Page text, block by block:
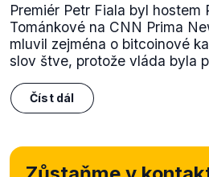
Premiér Petr Fiala byl hostem
Tománkové na CNN Prima
mluvil zejména o bitcoinové
slov štve, protože vláda byla
Číst dál